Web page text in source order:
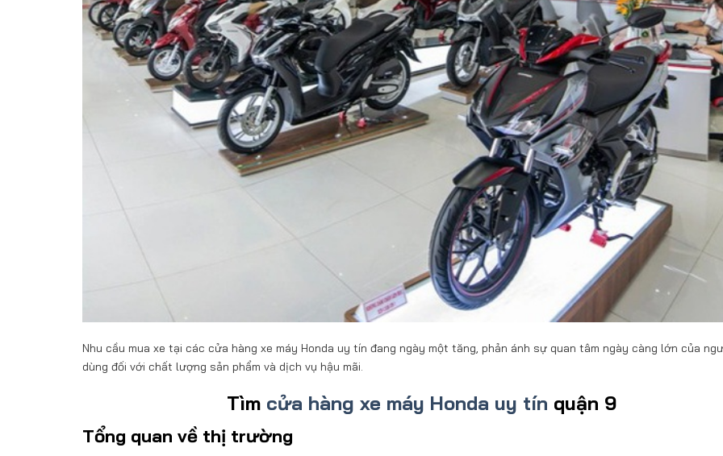
Nhu cầu mua xe tại các cửa hàng xe máy Honda uy tín đang ngày một tăng, phản ánh sự quan tâm ngày càng lớn của
dùng đối với chất lượng sản phẩm và dịch vụ hậu mãi.
Tìm cửa hàng xe máy Honda uy tín quận 9
Tổng quan về thị trường